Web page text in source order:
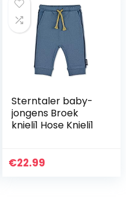
Sterntaler baby-
jongens Broek
knieli1 Hose Knieli1
€22.99